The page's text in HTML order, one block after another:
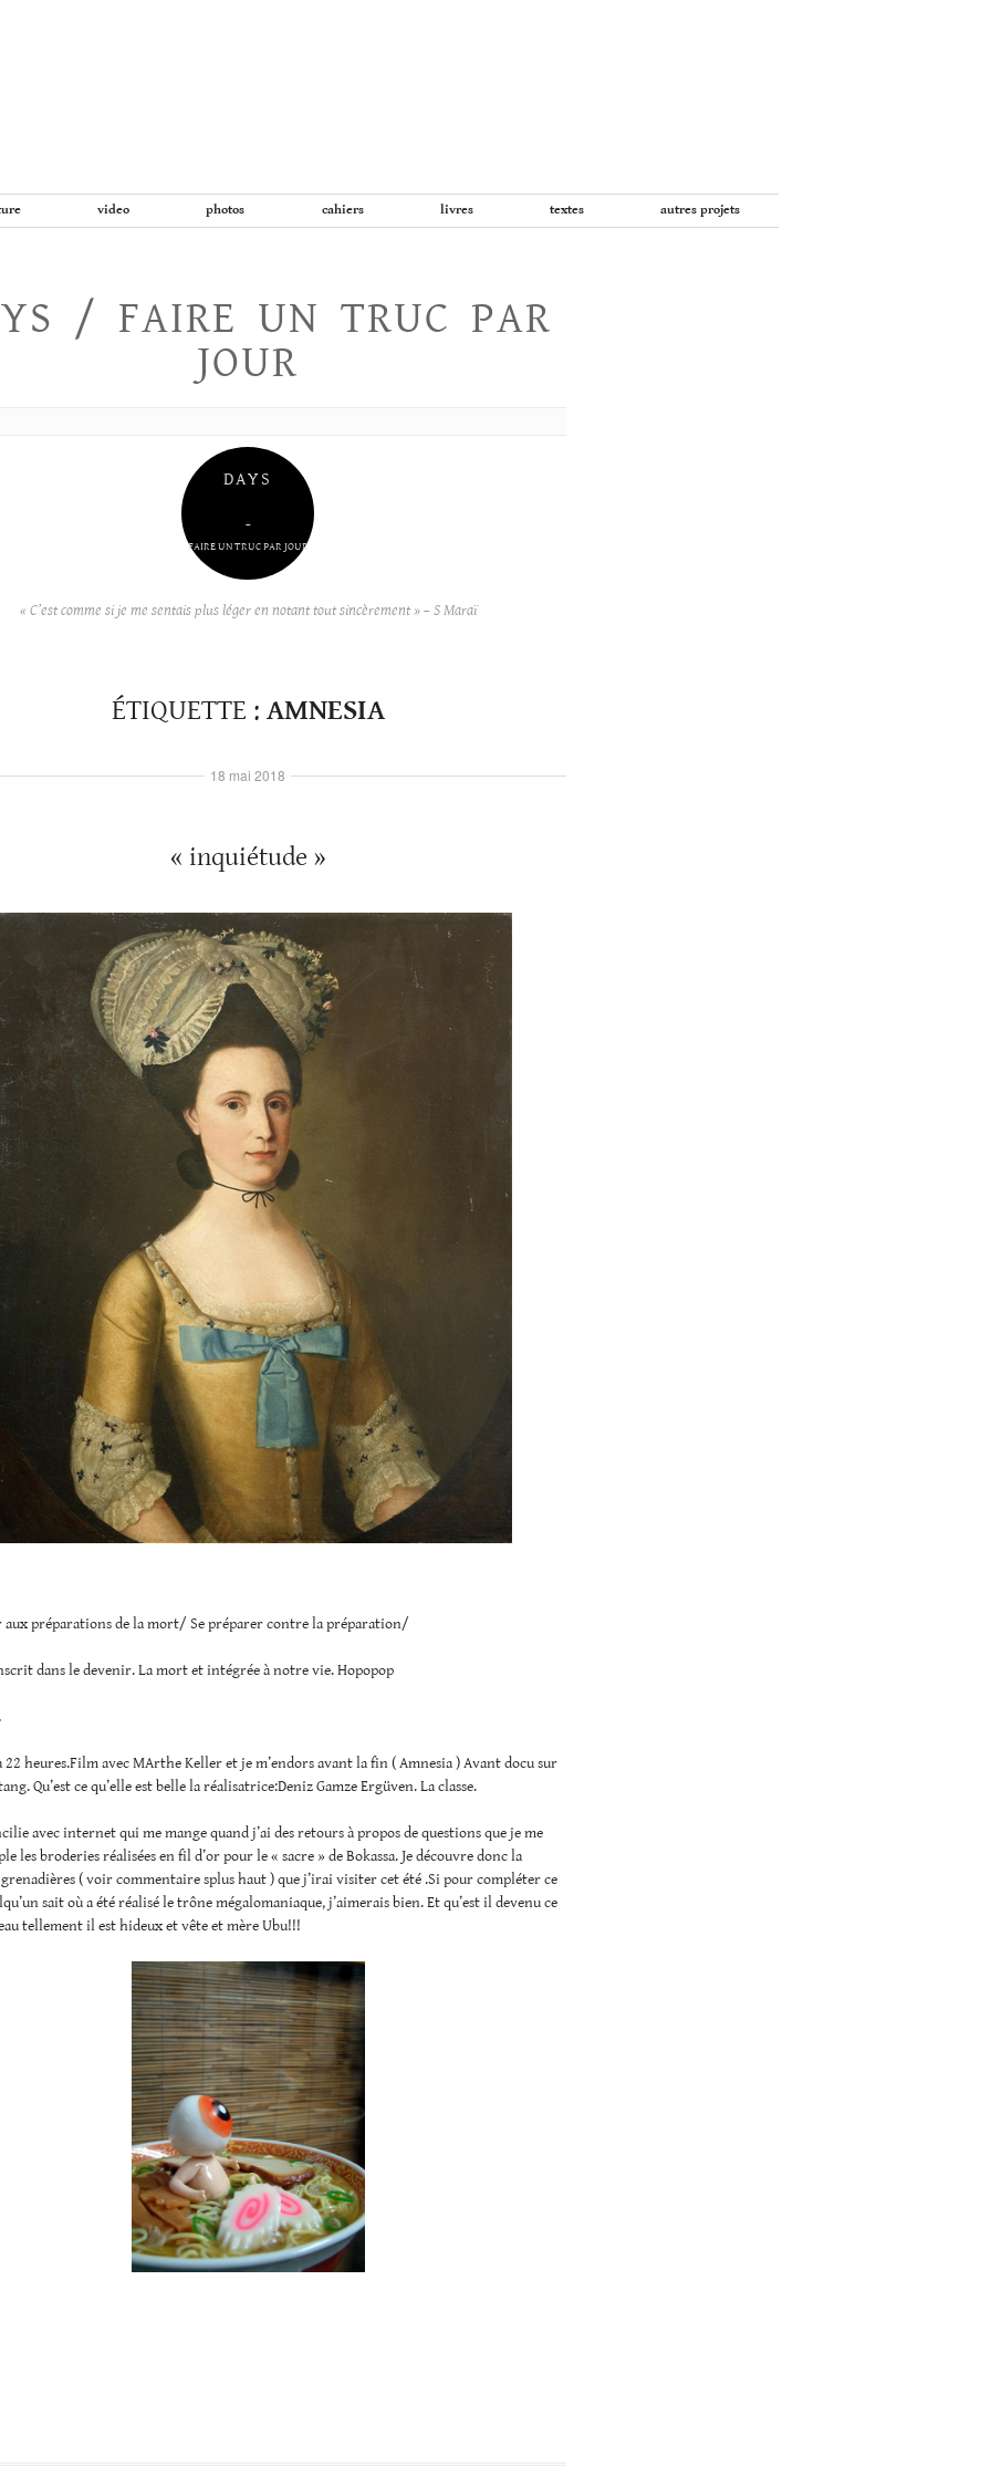
video photos cahiers livres textes autres projets
/ FAIRE UN TRUC PAR
JOUR
DAYS
–
FAIRE UN TRUC PAR JOUR
« C’est comme si je me sentais plus léger en notant tout sincèrement » – S Maraï
ÉTIQUETTE : AMNESIA
« inquiétude »
aux préparations de la mort/ Se préparer contre la préparation/
dans le devenir. La mort et intégrée à notre vie. Hopopop
heures.Film avec MArthe Keller et je m’endors avant la fin ( Amnesia ) Avant docu sur
Qu’est ce qu’elle est belle la réalisatrice:Deniz Gamze Ergüven. La classe.
avec internet qui me mange quand j’ai des retours à propos de questions que je me
les broderies réalisées en fil d’or pour le « sacre » de Bokassa. Je découvre donc la
grenadières ( voir commentaire splus haut ) que j’irai visiter cet été .Si pour compléter ce
sait où a été réalisé le trône mégalomaniaque, j’aimerais bien. Et qu’est il devenu ce
tellement il est hideux et vête et mère Ubu!!!
18 mai 2018